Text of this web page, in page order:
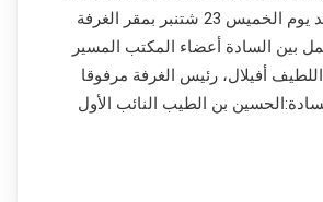
2021-2027″، انعقد يوم الخميس 23 شتنبر بمقر الغرفة
بين السادة أعضاء المكتب المسير
أفيلال، رئيس الغرفة مرفوقا
بن الطيب النائب الأول